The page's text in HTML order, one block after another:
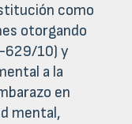
como
otorgando
629/10) y
a la
en
mental,